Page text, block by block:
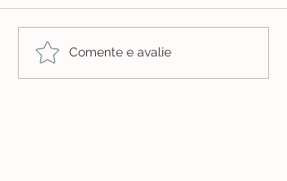
Comente e avalie